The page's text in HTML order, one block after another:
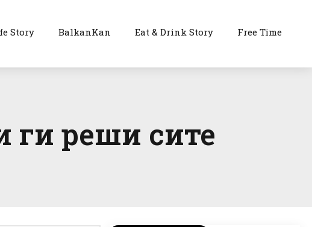
Story BalkanKan Eat & Drink Story Free Time
ги реши сите